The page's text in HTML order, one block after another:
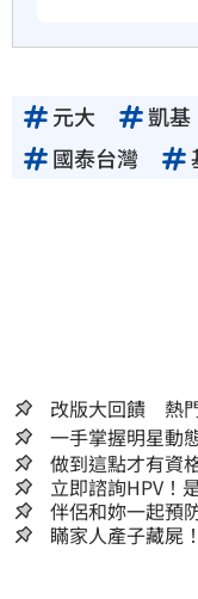
元大 凱基
國泰台灣
改版大回饋 熱
做到這點才有資
立即諮詢HPV！
嫌晚！
伴侶和妳一起預
瞞家人產子藏屍